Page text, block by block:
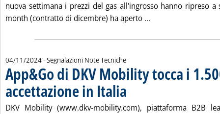
nuova settimana i prezzi del gas all'ingrosso hanno ripreso
month (contratto di dicembre) ha aperto ...
04/11/2024- Segnalazioni Note Tecniche
App&Go di DKV Mobility tocca i
accettazione in Italia . Pubblicata lunedì 04 novembre 2024
DKV Mobility (www.dkv-mobility.com), piattaforma B2B